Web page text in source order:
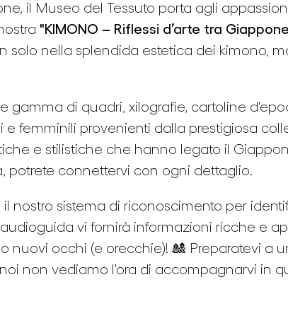
il Museo del Tessuto porta agli
"KIMONO – Riflessi d’arte tra
solo nella splendida estetica dei kimono,
gamma di quadri, xilografie, cartoline
femminili provenienti dalla prestigiosa
e stilistiche che hanno legato il
potrete connettervi con ogni dettaglio.
nostro sistema di riconoscimento per
vi fornirà informazioni ricche e
nuovi occhi (e orecchie)! 🎎 Preparatevi a
non vediamo l'ora di accompagnarvi in